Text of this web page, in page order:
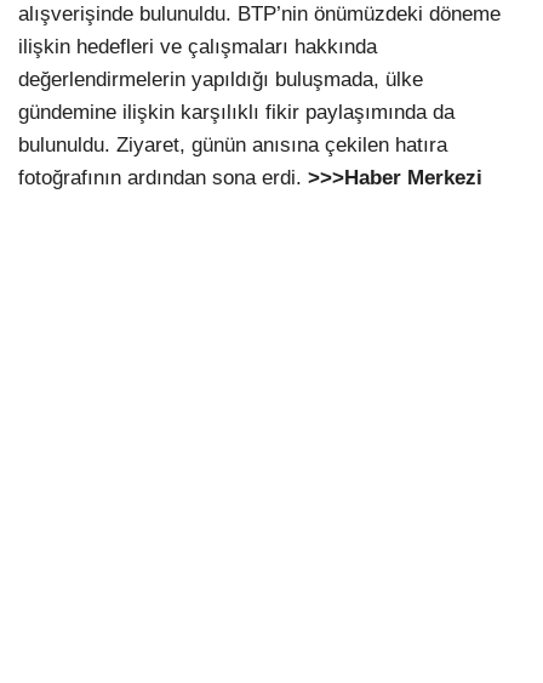
alışverişinde bulunuldu. BTP’nin önümüzdeki döneme
ilişkin hedefleri ve çalışmaları hakkında
değerlendirmelerin yapıldığı buluşmada, ülke
gündemine ilişkin karşılıklı fikir paylaşımında da
bulunuldu. Ziyaret, günün anısına çekilen hatıra
fotoğrafının ardından sona erdi. >>>Haber Merkezi